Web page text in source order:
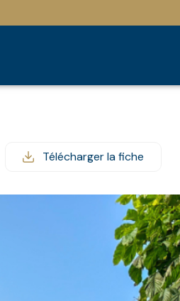
Télécharger la fiche